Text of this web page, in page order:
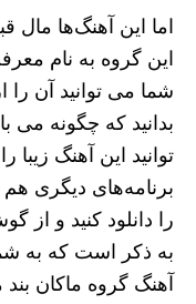
اما این آهنگ‌ها مال
این گروه به نام
شما می توانید آن را
بدانید که چگونه
توانید این آهنگ زیبا
برنامه‌های دیگری هم
را دانلود کنید و از
به ذکر است که به
آهنگ گروه ماکان